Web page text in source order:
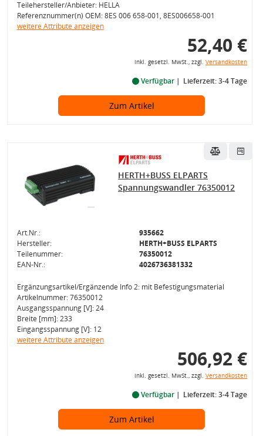
Teilehersteller/Anbieter: HELLA
Referenznummer(n) OEM: 8ES 006 658-001, 8ES006658-001
weitere Attribute anzeigen
52,40 €
inkl. gesetzl. MwSt., zzgl. Versandkosten
Verfügbar Lieferzeit: 3-4 Tage
Zum Artikel
HERTH+BUSS ELPARTS
Spannungswandler 76350012
Art.Nr.:
935662
Hersteller:
HERTH+BUSS ELPARTS
Teilenummer:
76350012
EAN-Nr.:
4026736381332
Ergänzungsartikel/Ergänzende Info 2: mit Befestigungsmaterial
Artikelnummer: 76350012
Ausgangsspannung [V]: 24
Breite [mm]: 233
Eingangsspannung [V]: 12
weitere Attribute anzeigen
506,92 €
inkl. gesetzl. MwSt., zzgl. Versandkosten
Verfügbar Lieferzeit: 3-4 Tage
Zum Artikel